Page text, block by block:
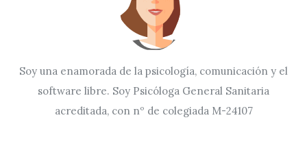
Soy una enamorada de la psicología, comunicación y el
software libre. Soy Psicóloga General Sanitaria
acreditada, con nº de colegiada M-24107